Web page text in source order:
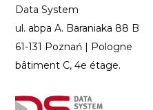
Data System
ul. abpa A. Baraniaka 88 B
61-131 Poznań | Pologne
bâtiment C, 4e étage.